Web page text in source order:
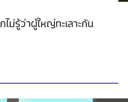
ม่รู้ว่าผู้ใหญ่ทะเลาะกัน